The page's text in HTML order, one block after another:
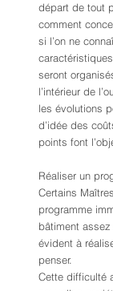
départ de tout
comment
si l’on ne
seront
l’intérieur de
les évolutions
d’idée des
points font
Réaliser un
Certains
programme
bâtiment
évident à
penser.
Cette difficulté